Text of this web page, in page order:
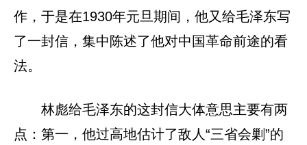
作，于是在1930年元旦期间，他又给毛泽东写
了一封信，集中陈述了他对中国革命前途的看
法。
林彪给毛泽东的这封信大体意思主要有两
点：第一，他过高地估计了敌人“三省会剿”的